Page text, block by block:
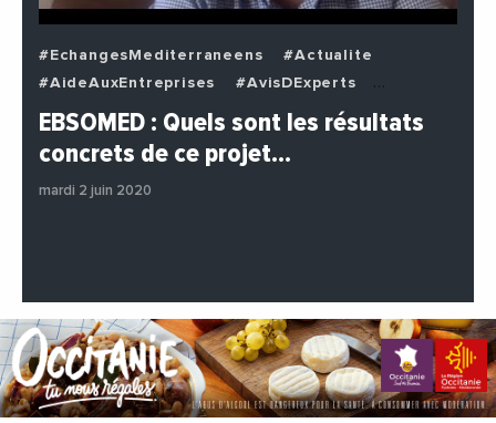
#EchangesMediterraneens
#Actualite
#AideAuxEntreprises
#AvisDExperts
#BuzzNews
#Decideurs
#Entreprises
#Institutions
EBSOMED : Quels sont les résultats
concrets de ce projet…
mardi 2 juin 2020